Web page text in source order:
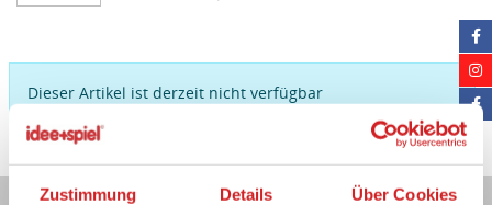
Zustimmung Details Über Cookies
Dieser Artikel ist derzeit nicht verfügbar